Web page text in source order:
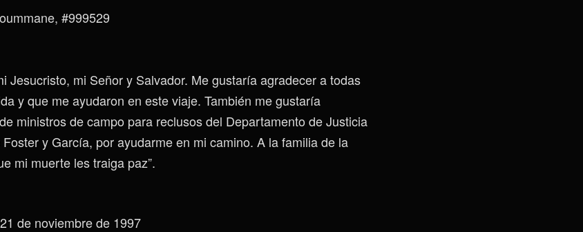
#999529
Jesucristo, mi Señor y Salvador. Me gustaría agradecer a todas
y que me ayudaron en este viaje. También me gustaría
ministros de campo para reclusos del Departamento de Justicia
y García, por ayudarme en mi camino. A la familia de la
mi muerte les traiga paz”.
21 de noviembre de 1997